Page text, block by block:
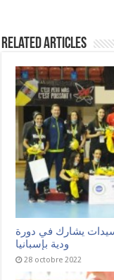
Related Articles
» : منتخب السيدات يشارك في دورة
ودية بإسبانيا
28 octobre 2022